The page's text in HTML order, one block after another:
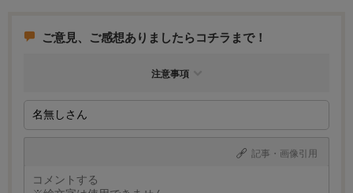
ご意見、ご感想ありましたらコチラまで！
注意事項
記事・画像引用